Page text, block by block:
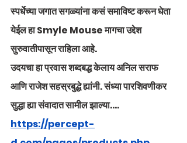
स्पर्धेच्या जगात सगळ्यांना कसं समाविष्ट करून घेता
येईल हा Smyle Mouse मागचा उद्देश
सुरुवातीपासून राहिला आहे.
उदयचा हा प्रवास शब्दबद्ध केलाय अनिल सराफ
आणि राजेश सहस्रबुद्धे ह्यांनी. संध्या पारशिवणीकर
सुद्धा ह्या संवादात सामील झाल्या....
https://percept-